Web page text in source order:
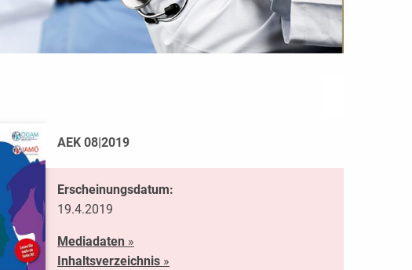
AEK 08|2019
Erscheinungsdatum:
19.4.2019
Mediadaten»
Inhaltsverzeichnis»